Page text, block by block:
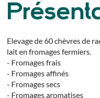
Elevage de 60 chèvres de
lait en fromages fermiers.
- Fromages frais
- Fromages affinés
- Fromages secs
- Fromages aromatises